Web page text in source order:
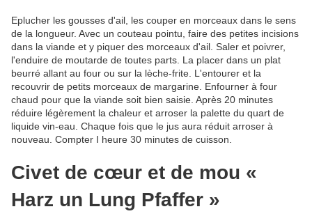
Eplucher les gousses d'ail, les couper en morceaux dans le sens
de la longueur. Avec un couteau pointu, faire des petites incisions
dans la viande et y piquer des morceaux d'ail. Saler et poivrer,
l'enduire de moutarde de toutes parts. La placer dans un plat
beurré allant au four ou sur la lèche-frite. L'entourer et la
recouvrir de petits morceaux de margarine. Enfourner à four
chaud pour que la viande soit bien saisie. Après 20 minutes
réduire légèrement la chaleur et arroser la palette du quart de
liquide vin-eau. Chaque fois que le jus aura réduit arroser à
nouveau. Compter I heure 30 minutes de cuisson.
Civet de cœur et de mou «
Harz un Lung Pfaffer »